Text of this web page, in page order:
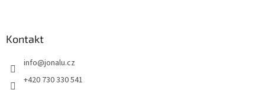
Kontakt
info@jonalu.cz
+420 730 330 541